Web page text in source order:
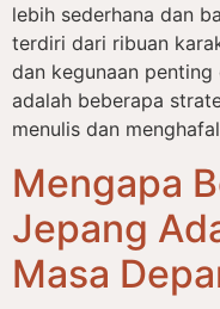
lebih sederhana dan
terdiri dari ribuan
dan kegunaan
adalah beberapa
menulis dan
Mengapa
Jepang
Masa